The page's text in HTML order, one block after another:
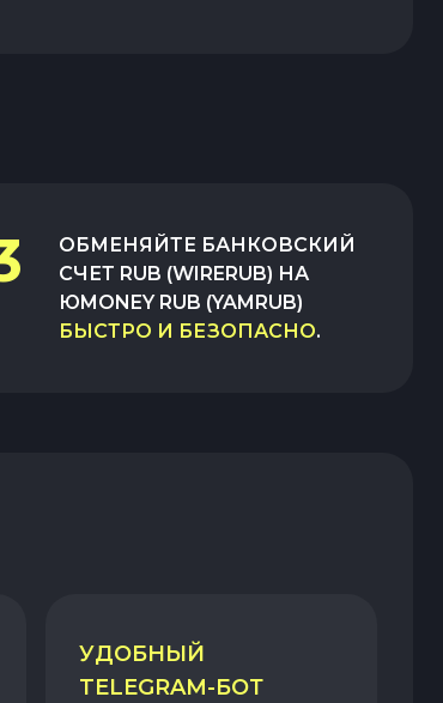
ОБМЕНЯЙТЕ БАНКОВСКИЙ
СЧЕТ RUB (WIRERUB) НА
ЮMONEY RUB (YAMRUB)
БЫСТРО И БЕЗОПАСНО.
УДОБНЫЙ
TELEGRAM-БОТ